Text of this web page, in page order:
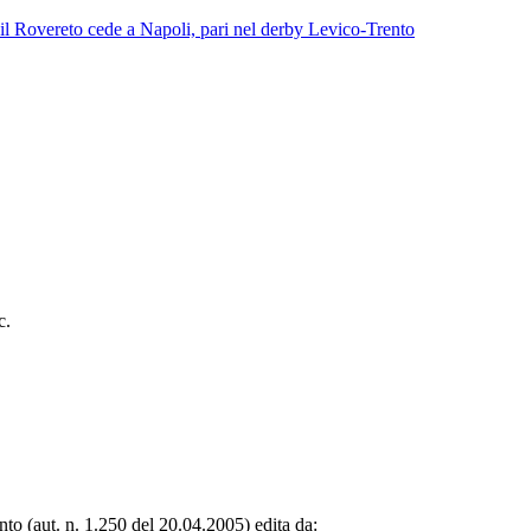
Rovereto cede a Napoli, pari nel derby Levico-Trento
(aut. n. 1.250 del 20.04.2005) edita da: